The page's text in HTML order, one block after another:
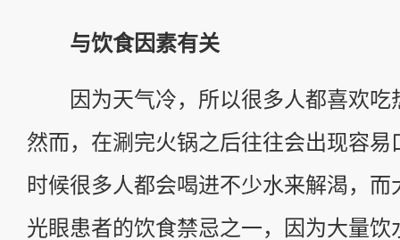
与饮食因素有关
因为天气冷，所以很多人都喜欢吃
然而，在涮完火锅之后往往会出现容易
时候很多人都会喝进不少水来解渴，而
光眼患者的饮食禁忌之一，因为大量饮